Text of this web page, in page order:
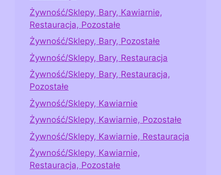
Żywność/Sklepy, Bary, Kawiarnie,
Restauracja, Pozostałe
Żywność/Sklepy, Bary, Pozostałe
Żywność/Sklepy, Bary, Restauracja
Żywność/Sklepy, Bary, Restauracja,
Pozostałe
Żywność/Sklepy, Kawiarnie
Żywność/Sklepy, Kawiarnie, Pozostałe
Żywność/Sklepy, Kawiarnie, Restauracja
Żywność/Sklepy, Kawiarnie,
Restauracja, Pozostałe